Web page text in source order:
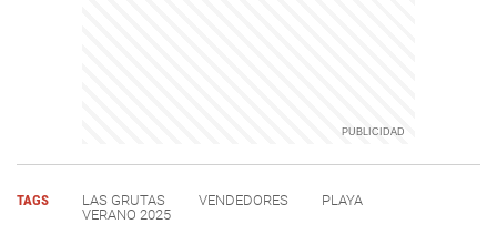
TAGS LAS GRUTAS VENDEDORES
PLAYA
VERANO 2025